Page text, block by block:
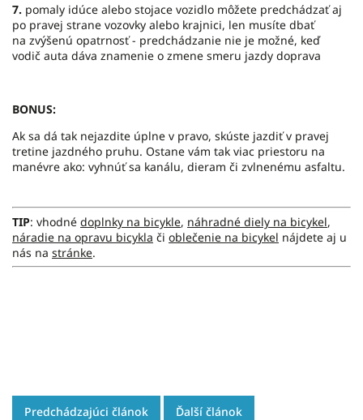
7. pomaly idúce alebo stojace vozidlo môžete predchádzať aj
po pravej strane vozovky alebo krajnici, len musíte dbať
na zvýšenú opatrnosť - predchádzanie nie je možné, keď
vodič auta dáva znamenie o zmene smeru jazdy doprava
BONUS:
Ak sa dá tak nejazdite úplne v pravo, skúste jazdiťv pravej
tretine jazdného pruhu. Ostane vám tak viac priestoru na
manévre ako: vyhnúť sa kanálu, dieram či zvlnenému asfaltu.
TIP: vhodné doplnky na bicykle, náhradné diely na bicykel,
náradie na opravu bicykla či oblečenie na bicykel nájdete aj u
nás na stránke.
Predchádzajúci článok Ďalší článok